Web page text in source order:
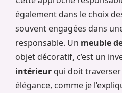
également dans le choix
souvent engagées dans
responsable. Un meuble
objet décoratif, c’est un
intérieur qui doit traverser
élégance, comme je